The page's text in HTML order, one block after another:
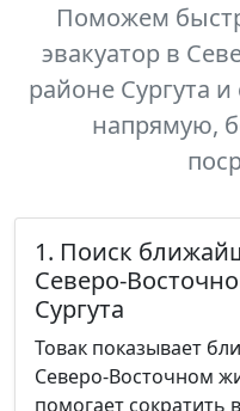
Поможем
эвакуатор в
районе Сургута
напрямую,
1. Поиск
Северо-
Сургута
Товак показывает
Северо-Восточном
помогает сократить